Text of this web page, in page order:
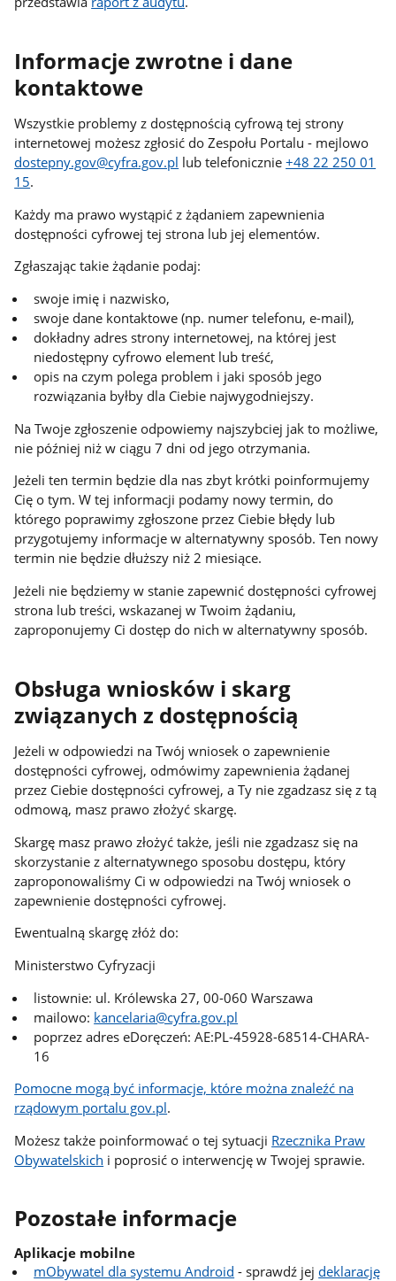
Informacje zwrotne i dane
kontaktowe
Wszystkie problemy z dostępnością cyfrową tej strony
internetowej możesz zgłosić doZespołu Portalu - mejlowo
dostepny.gov@cyfra.gov.pl lub telefonicznie+48 22 250 01
15.
Każdy ma prawo wystąpić z żądaniem zapewnienia
dostępności cyfrowej tej strona lub jej elementów.
Zgłaszając takie żądanie podaj:
swoje imię i nazwisko,
swoje dane kontaktowe (np. numer telefonu, e-mail),
dokładny adres strony internetowej, na której jest
niedostępny cyfrowo element lub treść,
opis na czym polega problem i jaki sposób jego
rozwiązania byłby dla Ciebie najwygodniejszy.
Na Twoje zgłoszenie odpowiemy najszybciej jak to możliwe,
nie później niż w ciągu 7 dni od jego otrzymania.
Jeżeli ten termin będzie dla nas zbyt krótki poinformujemy
Cię o tym. W tej informacji podamy nowy termin, do
którego poprawimy zgłoszone przez Ciebie błędy lub
przygotujemy informacje w alternatywny sposób. Ten nowy
termin nie będzie dłuższy niż 2 miesiące.
Jeżeli nie będziemy w stanie zapewnić dostępności cyfrowej
strona lub treści, wskazanej w Twoim żądaniu,
zaproponujemy Ci dostęp do nich w alternatywny sposób.
Obsługa wniosków i skarg
związanych z dostępnością
Jeżeli w odpowiedzi na Twój wniosek o zapewnienie
dostępności cyfrowej, odmówimy zapewnienia żądanej
przez Ciebie dostępności cyfrowej, a Ty nie zgadzasz się z tą
odmową, masz prawo złożyć skargę.
Skargę masz prawo złożyć także, jeśli nie zgadzasz się na
skorzystanie z alternatywnego sposobu dostępu, który
zaproponowaliśmy Ci w odpowiedzi na Twój wniosek o
zapewnienie dostępności cyfrowej.
Ewentualną skargę złóż do:
Ministerstwo Cyfryzacji
listownie: ul. Królewska 27, 00-060 Warszawa
mailowo: kancelaria@cyfra.gov.pl
poprzez adres eDoręczeń: AE:PL-45928-68514-CHARA-
16
Pomocne mogą być informacje, które można znaleźć na
rządowym portalu gov.pl.
Możesz także poinformować o tej sytuacji Rzecznika Praw
Obywatelskich i poprosić o interwencję w Twojej sprawie.
Pozostałe informacje
Aplikacje mobilne
mObywatel dla systemu Android - sprawdź jejdeklarację